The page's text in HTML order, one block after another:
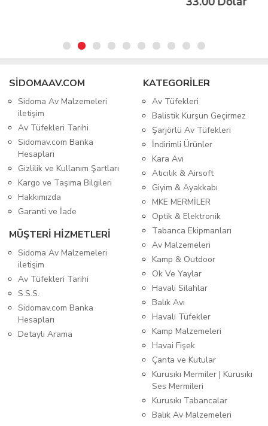
SIDOMAAV.COM
Sidoma Av Malzemeleri
iletişim
Av Tüfekleri Tarihi
Sidomav.com Banka
Hesapları
Gizlilik ve Kullanım Şartları
Kargo ve Taşıma Bilgileri
Hakkımızda
Garanti ve İade
MÜŞTERİ HİZMETLERİ
Sidoma Av Malzemeleri
iletişim
Av Tüfekleri Tarihi
S.S.S.
Sidomav.com Banka
Hesapları
Detaylı Arama
KATEGORİLER
Av Tüfekleri
Balistik Kurşun Geçirmez
Şarjörlü Av Tüfekleri
İndirimli Ürünler
Kara Avı
Atıcılık & Airsoft
Giyim & Ayakkabı
MKE MERMİLER
Optik & Elektronik
Tabanca Ekipmanları
Av Malzemeleri
Kamp & Outdoor
Ok Ve Yaylar
Havalı Silahlar
Balık Avı
Havalı Tüfekler
Kamp Malzemeleri
Havai Fişek
Çanta ve Kutular
Kurusıkı Mermiler | Kurusıkı
Ses Mermileri
Kurusıkı Tabancalar
Balık Av Malzemeleri